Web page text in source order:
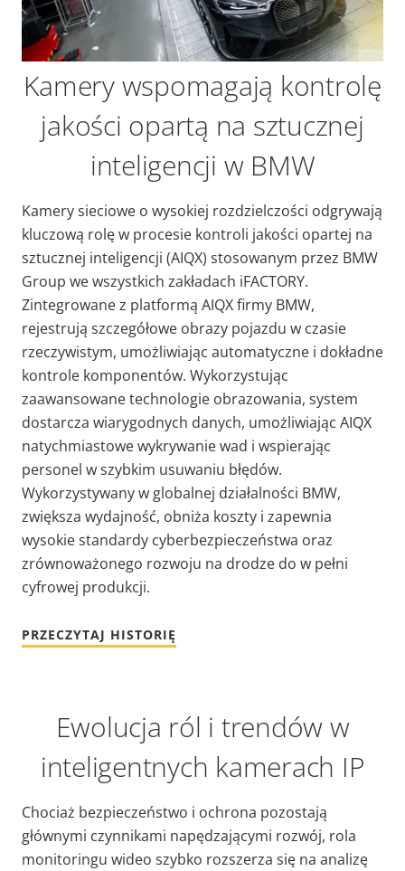
Kamery wspomagają kontrolę
jakości opartą na sztucznej
inteligencji w BMW
Kamery sieciowe o wysokiej rozdzielczości odgrywają
kluczową rolę w procesie kontroli jakości opartej na
sztucznej inteligencji (AIQX) stosowanym przez BMW
Group we wszystkich zakładach iFACTORY.
Zintegrowane z platformą AIQX firmy BMW,
rejestrują szczegółowe obrazy pojazdu w czasie
rzeczywistym, umożliwiając automatyczne i dokładne
kontrole komponentów. Wykorzystując
zaawansowane technologie obrazowania, system
dostarcza wiarygodnych danych, umożliwiając AIQX
natychmiastowe wykrywanie wad i wspierając
personel w szybkim usuwaniu błędów.
Wykorzystywany w globalnej działalności BMW,
zwiększa wydajność, obniża koszty i zapewnia
wysokie standardy cyberbezpieczeństwa oraz
zrównoważonego rozwoju na drodze do w pełni
cyfrowej produkcji.
PRZECZYTAJ HISTORIĘ
Ewolucja ról i trendów w
inteligentnych kamerach IP
Chociaż bezpieczeństwo i ochrona pozostają
głównymi czynnikami napędzającymi rozwój, rola
monitoringu wideo szybko rozszerza się na analizę